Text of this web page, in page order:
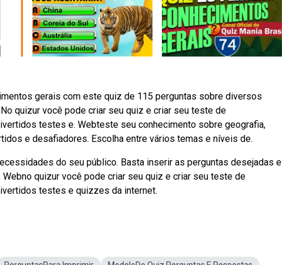
gerais com este quiz de 115 perguntas sobre diversos
quizur você pode criar seu quiz e criar seu teste de
testes e. Webteste seu conhecimento sobre geografia,
e desafiadores. Escolha entre vários temas e níveis de.
do seu público. Basta inserir as perguntas desejadas e
quizur você pode criar seu quiz e criar seu teste de
testes e quizzes da internet.